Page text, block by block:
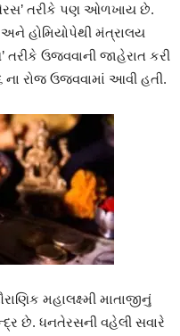
’ તરીકે પણ ઓળખાય છે.
અને હોમિયોપેથી મંત્રાલય
’ તરીકે ઉજવવાની જાહેરાત કરી
ના રોજ ઉજવવામાં આવી હતી.
મહાલક્ષ્મી માતાજીનું
છે. ધનતેરસની વહેલી સવારે